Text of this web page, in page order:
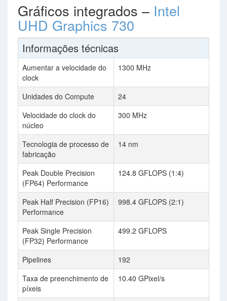
Gráficos integrados – Intel
UHD Graphics 730
Informações técnicas
Aumentar a velocidade do
clock
1300 MHz
Unidades do Compute
24
Velocidade do clock do
núcleo
300 MHz
Tecnologia de processo de
fabricação
14 nm
Peak Double Precision
(FP64) Performance
124.8 GFLOPS (1:4)
Peak Half Precision (FP16)
Performance
998.4 GFLOPS (2:1)
Peak Single Precision
(FP32) Performance
499.2 GFLOPS
Pipelines
192
Taxa de preenchimento de
píxeis
10.40 GPixel/s